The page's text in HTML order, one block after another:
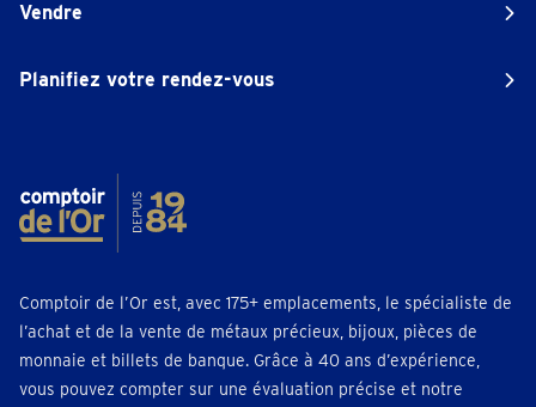
Vendre
Planifiez votre rendez-vous
Comptoir de l’Or est, avec 175+ emplacements, le spécialiste de
l’achat et de la vente de métaux précieux, bijoux, pièces de
monnaie et billets de banque. Grâce à 40 ans d’expérience,
vous pouvez compter sur une évaluation précise et notre